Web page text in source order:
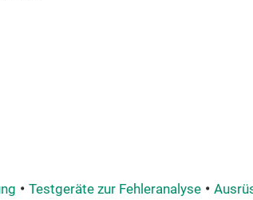
Testgeräte zur Fehleranalyse